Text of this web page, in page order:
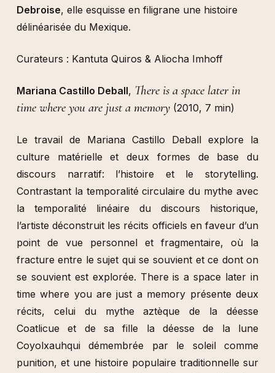
Debroise, elle esquisse en filigrane une histoire
délinéarisée du Mexique.
Curateurs : Kantuta Quiros & Aliocha Imhoff
Mariana Castillo Deball, There is a space later in
time where you are just a memory(2010, 7 min)
Le travail de Mariana Castillo Deball explore la
culture matérielle et deux formes de base du
discours narratif: l’histoire et le storytelling.
Contrastant la temporalité circulaire du mythe avec
la temporalité linéaire du discours historique,
l’artiste déconstruit les récits officiels en faveur d’un
point de vue personnel et fragmentaire, où la
fracture entre le sujet qui se souvient et ce dont on
se souvient est explorée. There is a space later in
time where you are just a memory présente deux
récits, celui du mythe aztèque de la déesse
Coatlicue et de sa fille la déesse de la lune
Coyolxauhqui démembrée par le soleil comme
punition, et une histoire populaire traditionnelle sur